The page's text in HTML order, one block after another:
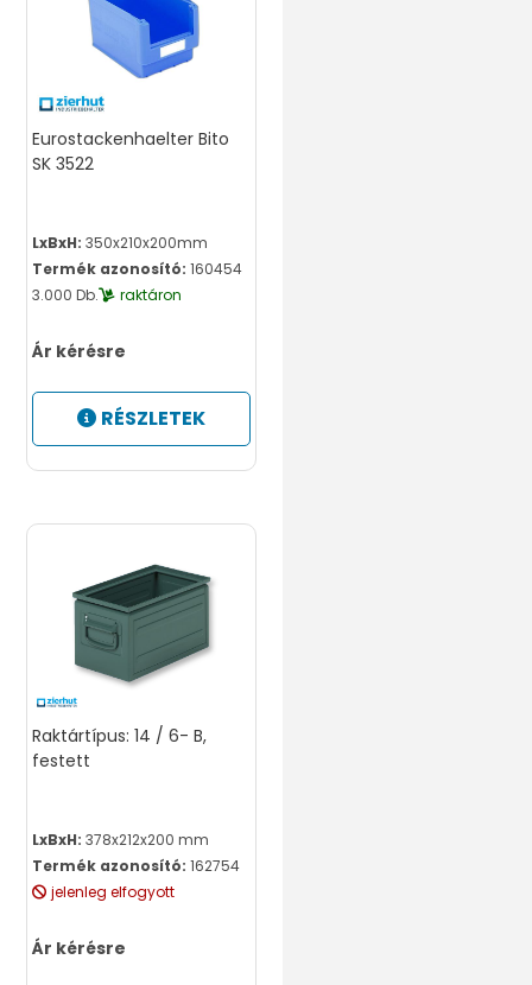
Eurostackenhaelter Bito
SK 3522
LxBxH: 350x210x200mm
Termék azonosító: 160454
3.000 Db.
raktáron
Ár kérésre
RÉSZLETEK
Raktártípus: 14 / 6- B,
festett
LxBxH: 378x212x200 mm
Termék azonosító: 162754
jelenleg elfogyott
Ár kérésre